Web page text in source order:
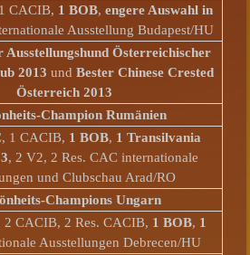
CACIB, 1 BOB, engere Auswahl in
Ausstellung Budapest/HU
Ausstellungshund Österreichischer
2013 undBester Chinese Crested
Österreich2013
Champion Rumänien
1 CACIB, 1 BOB, 1 Transilvania
, 2 V2, 2 Res. CAC internationale
und Clubschau Arad/RO
Champions Ungarn
CACIB, 2 Res. CACIB, 1 BOB, 1
Ausstellungen Debrecen/HU